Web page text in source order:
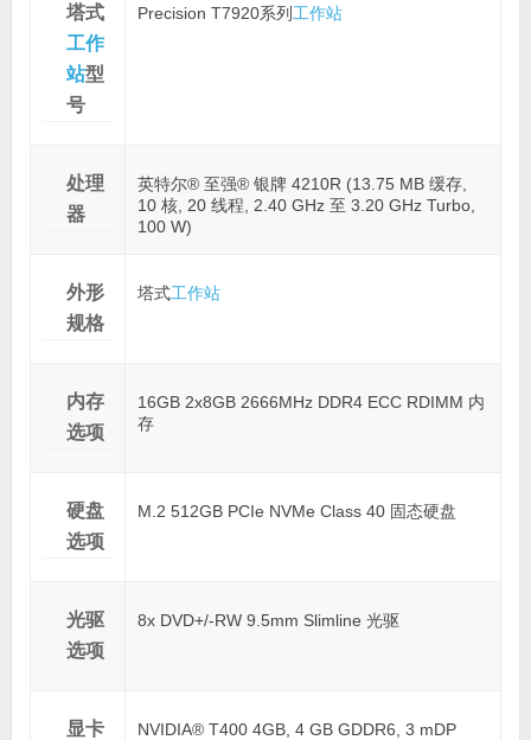
塔式
工作
站型
号
Precision T7920系列 工作站
处理
器
英特尔® 至强® 银牌 4210R (13.75 MB 缓存,
10 核, 20 线程, 2.40 GHz 至 3.20 GHz Turbo,
100 W)
外形
规格
塔式工作站
内存
选项
16GB 2x8GB 2666MHz DDR4 ECC RDIMM 内
存
硬盘
选项
M.2 512GB PCIe NVMe Class 40 固态硬盘
光驱
选项
8x DVD+/-RW 9.5mm Slimline 光驱
显卡
NVIDIA® T400 4GB, 4 GB GDDR6, 3 mDP